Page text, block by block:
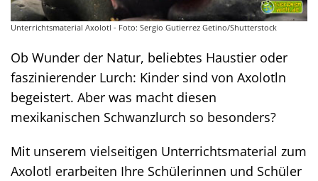
Unterrichtsmaterial Axolotl - Foto: Sergio Gutierrez Getino/Shutterstock
Ob Wunder der Natur, beliebtes Haustier oder
faszinierender Lurch: Kinder sind von Axolotln
begeistert. Aber was macht diesen
mexikanischen Schwanzlurch so besonders?
Mit unserem vielseitigen Unterrichtsmaterial zum
Axolotl erarbeiten Ihre Schülerinnen und Schüler